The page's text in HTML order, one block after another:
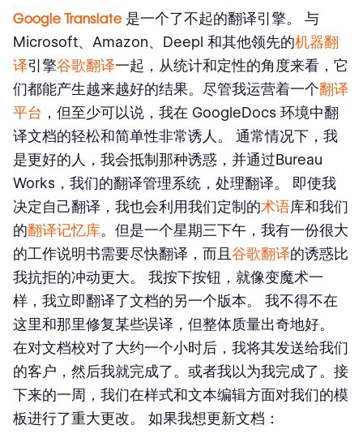
Google Translate 是一个了不起的翻译引擎。 与
Microsoft、Amazon、Deepl 和其他领先的机器翻
译引擎谷歌翻译一起，从统计和定性的角度来看，它
们都能产生越来越好的结果。尽管我运营着一个翻译
平台 ，但至少可以说，我在 GoogleDocs 环境中翻
译文档的轻松和简单性非常诱人。 通常情况下，我
是更好的人，我会抵制那种诱惑，并通过Bureau
Works，我们的翻译管理系统，处理翻译。 即使我
决定自己翻译，我也会利用我们定制的术语库和我们
的翻译记忆库。但是一个星期三下午，我有一份很大
的工作说明书需要尽快翻译，而且 谷歌翻译的诱惑比
我抗拒的冲动更大。 我按下按钮，就像变魔术一
样，我立即翻译了文档的另一个版本。 我不得不在
这里和那里修复某些误译，但整体质量出奇地好。
在对文档校对了大约一个小时后，我将其发送给我们
的客户，然后我就完成了。或者我以为我完成了。接
下来的一周，我们在样式和文本编辑方面对我们的模
板进行了重大更改。 如果我想更新文档：